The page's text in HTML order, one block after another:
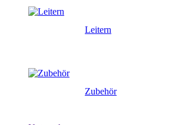
Leitern
Zubehör